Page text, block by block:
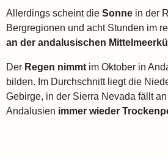
Allerdings scheint die Sonne in der
Bergregionen und acht Stunden im
an der andalusischen
Der Regen nimmt im Oktober in
bilden. Im Durchschnitt liegt die
Gebirge, in der Sierra Nevada fällt
Andalusien immer wieder